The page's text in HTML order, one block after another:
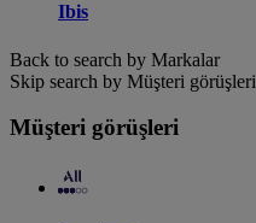
Ibis
Back to search by Markalar
Skip search by Müşteri görüşleri
Müşteri görüşleri